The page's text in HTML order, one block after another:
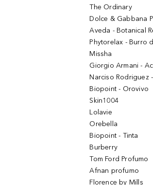
The Ordinary
Dolce & Gabbana
Aveda - Botanical
Phytorelax - Burro
Missha
Giorgio Armani -
Narciso Rodriguez
Biopoint - Orovivo
Skin1004
Lolavie
Orebella
Biopoint - Tinta
Burberry
Tom Ford Profumo
Afnan profumo
Florence by Mills